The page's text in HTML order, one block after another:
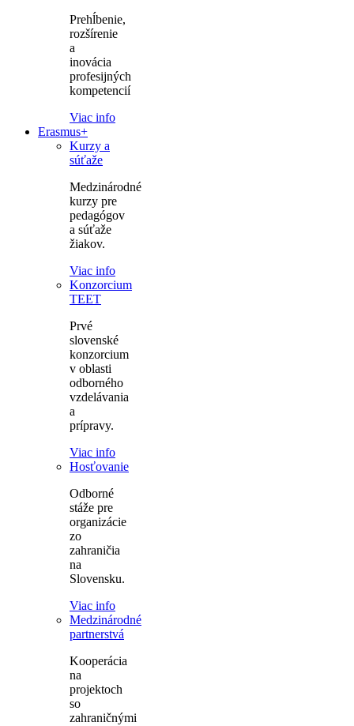
Prehĺbenie,
rozšírenie
a
inovácia
profesijných
kompetencií
Viac info
Erasmus+
Kurzy a
súťaže
Medzinárodné
kurzy pre
pedagógov
a súťaže
žiakov.
Viac info
Konzorcium
TEET
Prvé
slovenské
konzorcium
v oblasti
odborného
vzdelávania
a
prípravy.
Viac info
Hosťovanie
Odborné
stáže pre
organizácie
zo
zahraničia
na
Slovensku.
Viac info
Medzinárodné
partnerstvá
Kooperácia
na
projektoch
so
zahraničnými